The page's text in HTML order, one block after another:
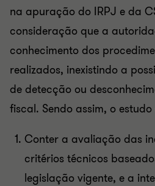
na apuração do IRPJ e da
consideração que a
conhecimento dos
realizados, inexistindo a
de detecção ou
fiscal. Sendo assim, o
Conter a avaliação das
critérios técnicos
legislação vigente, e a